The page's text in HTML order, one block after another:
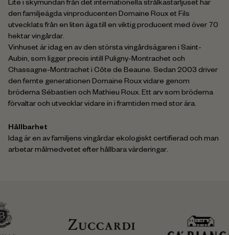
Lite i skymundan från det internationella strålkastarljuset har
den familjeägda vinproducenten Domaine Roux et Fils
utvecklats från en liten äga till en viktig producent med över 70
hektar vingårdar.
Vinhuset är idag en av den största vingårdsägaren i Saint-
Aubin, som ligger precis intill Puligny-Montrachet och
Chassagne-Montrachet i Côte de Beaune. Sedan 2003 driver
den femte generationen Domaine Roux vidare genom
bröderna Sébastien och Mathieu Roux. Ett arv som bröderna
förvaltar och utvecklar vidare in i framtiden med stor ära.
Hållbarhet
Idag är en av familjens vingårdar ekologiskt certifierad och man
arbetar målmedvetet efter hållbara värderingar.